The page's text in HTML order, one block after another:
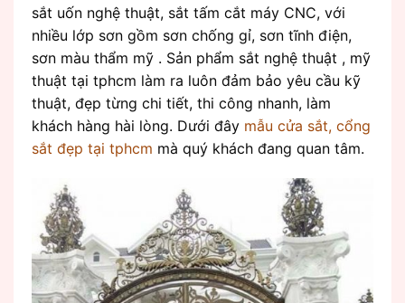
sắt uốn nghệ thuật, sắt tấm cắt máy CNC, với
nhiều lớp sơn gồm sơn chống gỉ, sơn tĩnh điện,
sơn màu thẩm mỹ . Sản phẩm sắt nghệ thuật , mỹ
thuật tại tphcm làm ra luôn đảm bảo yêu cầu kỹ
thuật, đẹp từng chi tiết, thi công nhanh, làm
khách hàng hài lòng. Dưới đây mẫu cửa sắt, cổng
sắt đẹp tại tphcm mà quý khách đang quan tâm.